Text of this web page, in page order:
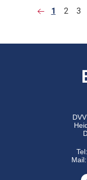
1 2 3
Mail: